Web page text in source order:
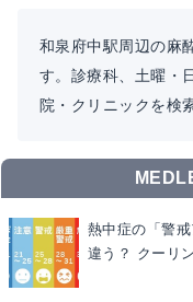
和泉府中駅周辺の麻
す。診療科、土曜・
院・クリニックを検
熱中症の「警
違う？ クーリ